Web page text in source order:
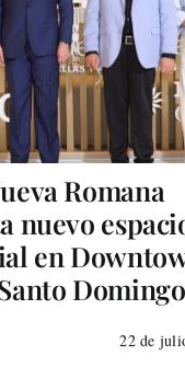
Romana
nuevo
en
Domingo
22 de